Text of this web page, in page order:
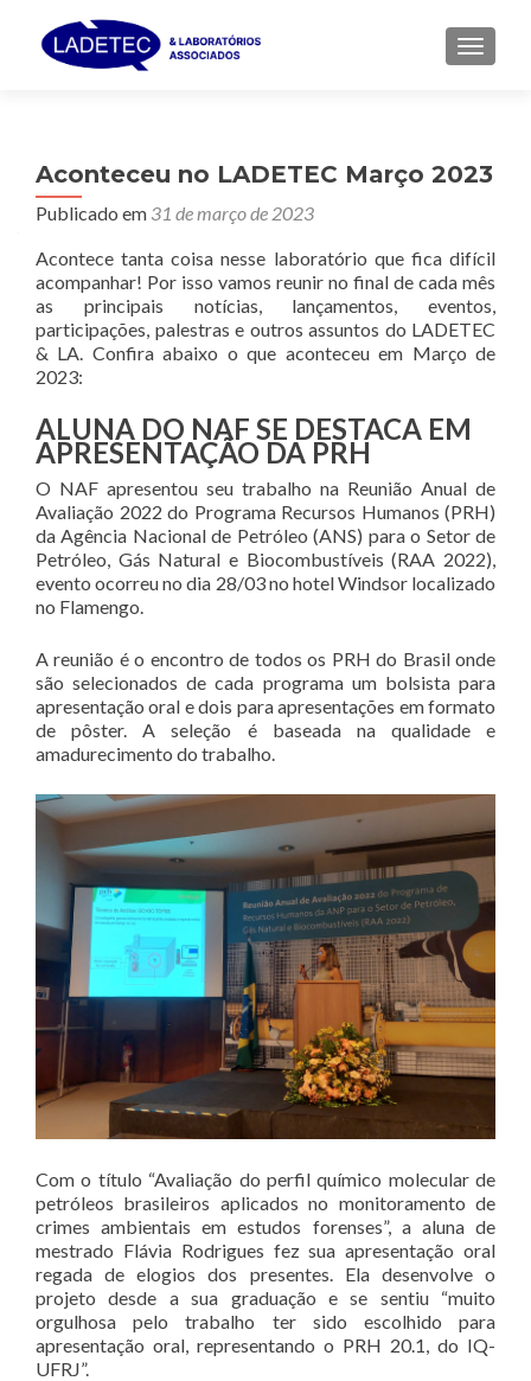
Aconteceu no LADETEC Março 2023
Publicado em 31 de março de 2023
Acontece tanta coisa nesse laboratório que fica difícil
acompanhar! Por isso vamos reunir no final de cada mês
as principais notícias, lançamentos, eventos,
participações, palestras e outros assuntos do LADETEC
& LA. Confira abaixo o que aconteceu em Março de
2023:
ALUNA DO NAF SE DESTACA EM
APRESENTAÇÃO DA PRH
O NAF apresentou seu trabalho na Reunião Anual de
Avaliação 2022 do Programa Recursos Humanos (PRH)
da Agência Nacional de Petróleo (ANS) para o Setor de
Petróleo, Gás Natural e Biocombustíveis (RAA 2022),
evento ocorreu no dia 28/03 no hotel Windsor localizado
no Flamengo.
A reunião é o encontro de todos os PRH do Brasil onde
são selecionados de cada programa um bolsista para
apresentação oral e dois para apresentações em formato
de pôster. A seleção é baseada na qualidade e
amadurecimento do trabalho.
Com o título “Avaliação do perfil químico molecular de
petróleos brasileiros aplicados no monitoramento de
crimes ambientais em estudos forenses”, a aluna de
mestrado Flávia Rodrigues fez sua apresentação oral
regada de elogios dos presentes. Ela desenvolve o
projeto desde a sua graduação e se sentiu “muito
orgulhosa pelo trabalho ter sido escolhido para
apresentação oral, representando o PRH 20.1, do IQ-
UFRJ”.